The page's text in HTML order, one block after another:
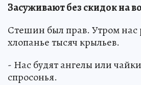
Засуживают без скидок на
Стешин был прав. Утром нас
хлопанье тысяч крыльев.
- Нас будят ангелы или
спросонья.